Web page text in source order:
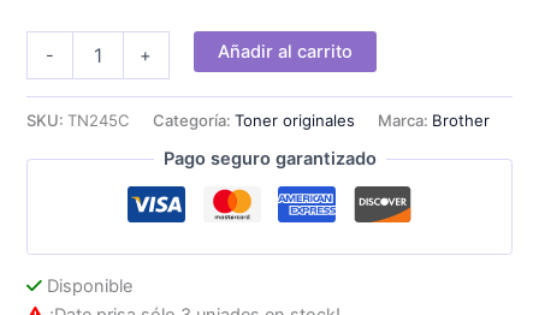
-
LED
2200
+ Añadir al carrito
SKU:TN245C Categoría:Toner originales Marca: Brother
Pago seguro garantizado
Disponible